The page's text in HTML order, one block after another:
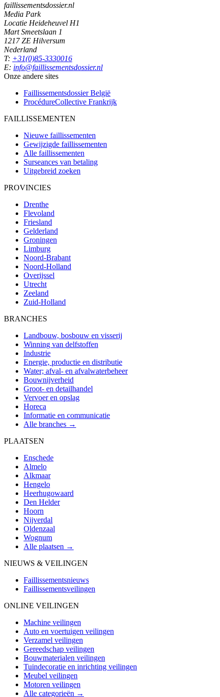
faillissementsdossier.nl
Media Park
Locatie Heideheuvel H1
Mart Smeetslaan 1
1217 ZE Hilversum
Nederland
T: +31(0)85-3330016
E: info@faillissementsdossier.nl
Onze andere sites
Faillissementsdossier België
ProcédureCollective Frankrijk
FAILLISSEMENTEN
Nieuwe faillissementen
Gewijzigde faillissementen
Alle faillissementen
Surseances van betaling
Uitgebreid zoeken
PROVINCIES
Drenthe
Flevoland
Friesland
Gelderland
Groningen
Limburg
Noord-Brabant
Noord-Holland
Overijssel
Utrecht
Zeeland
Zuid-Holland
BRANCHES
Landbouw, bosbouw en visserij
Winning van delfstoffen
Industrie
Energie, productie en distributie
Water; afval- en afvalwaterbeheer
Bouwnijverheid
Groot- en detailhandel
Vervoer en opslag
Horeca
Informatie en communicatie
Alle branches →
PLAATSEN
Enschede
Almelo
Alkmaar
Hengelo
Heerhugowaard
Den Helder
Hoorn
Nijverdal
Oldenzaal
Wognum
Alle plaatsen →
NIEUWS & VEILINGEN
Faillissementsnieuws
Faillissementsveilingen
ONLINE VEILINGEN
Machine veilingen
Auto en voertuigen veilingen
Verzamel veilingen
Gereedschap veilingen
Bouwmaterialen veilingen
Tuindecoratie en inrichting veilingen
Meubel veilingen
Motoren veilingen
Alle categorieën →